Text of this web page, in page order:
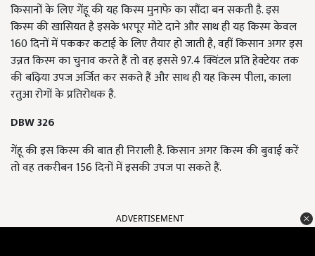
किसानों के लिए गेंहू की यह किस्म मुनाफे का सौंदा बन सकती है. इस
किस्म की खासियत है इसके भरपूर मोटे दाने और साथ ही यह किस्म केवल
160 दिनों में पककर कटाई के लिए तैयार हो जाती है, वहीं किसान अगर इस
उन्नत किस्म का चुनाव करते हैं तो वह इससे 97.4 क्विंटल प्रति हेक्टेयर तक
की बढ़िया उपज अर्जित कर सकते हैं और साथ ही यह किस्म पीला, काला
रतुआ रोगों के प्रतिरोधक है.
DBW 326
गेंहू की इस किस्म की बात ही निराली है. किसान अगर किस्म की बुवाई करें
तो वह तकरीबन 156 दिनों में इसकी उपज पा सकते हैं.
ADVERTISEMENT